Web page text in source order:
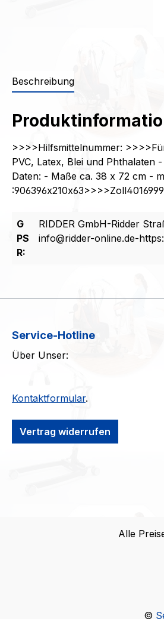
Beschreibung
>>>>Hilfsmittelnummer:
PVC, Latex, Blei und
Daten: - Maße ca. 38 x 72 cm -
G
PS
R:
RIDDER GmbH-Ridder
info@ridder-online.de-
Service-Hotline
Über Unser:
Kontaktformular.
Vertrag widerrufen
Alle
©